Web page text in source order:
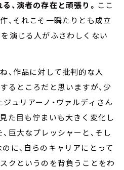
、演者の存在と頑張り。 ここ
、それこそ一瞬たりとも成立
演じる人がふさわしくない
、作品に対して批判的な人
るところだと思いますが、少
ュリアーノ・ヴァルディさん
た目も佇まいも大きく変化し
巨大なプレッシャーと、そし
に、自らのキャリアにとって
クというのを背負うことをわ